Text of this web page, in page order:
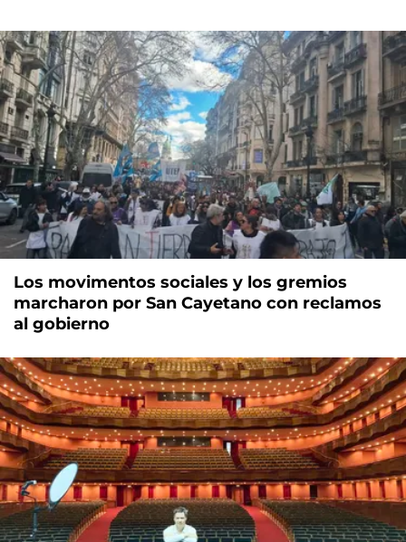
Los movimentos sociales y los gremios
marcharon por San Cayetano con reclamos
al gobierno